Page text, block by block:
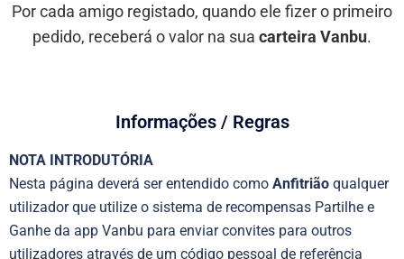
Por cada amigo registado, quando ele fizer o primeiro
pedido, receberá o valor na sua carteira Vanbu.
Informações / Regras
NOTA INTRODUTÓRIA
Nesta página deverá ser entendido como Anfitrião qualquer
utilizador que utilize o sistema de recompensas Partilhe e
Ganhe da app Vanbu para enviar convites para outros
utilizadores através de um código pessoal de referência